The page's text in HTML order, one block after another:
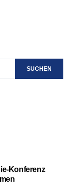
SUCHEN
Konferenz